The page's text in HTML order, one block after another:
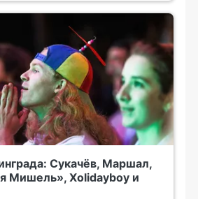
Сукачёв, Маршал,
Мишель», Xolidayboy и